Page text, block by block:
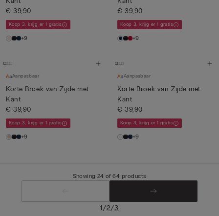
€ 39,90
Koop 3, krijg er 1 gratis
+9
€ 39,90
Koop 3, krijg er 1 gratis
+9
Aanpasbaar
Korte Broek van Zijde met
Kant
€ 39,90
Koop 3, krijg er 1 gratis
+9
Aanpasbaar
Korte Broek van Zijde met
Kant
€ 39,90
Koop 3, krijg er 1 gratis
+9
Showing 24 of 64 products
1/2/3